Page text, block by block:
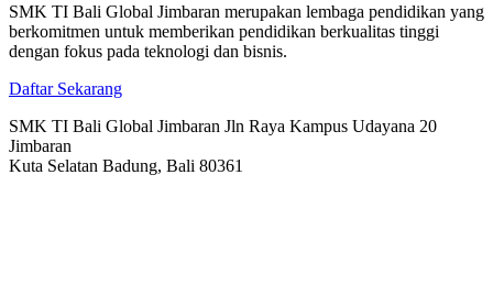
SMK TI Bali Global Jimbaran merupakan lembaga pendidikan yang
berkomitmen untuk memberikan pendidikan berkualitas tinggi
dengan fokus pada teknologi dan bisnis.
Daftar Sekarang
SMK TI Bali Global Jimbaran Jln Raya Kampus Udayana 20
Jimbaran
Kuta Selatan Badung, Bali 80361